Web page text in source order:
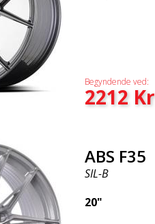
Begyndende ved:
2212Kr
ABS F35
SIL-B
20"